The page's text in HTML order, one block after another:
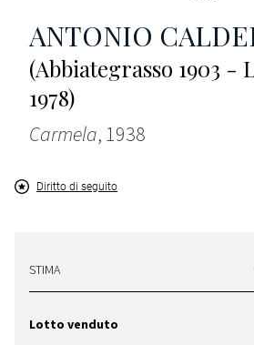
ANTONIO
(Abbiategrasso 1903 -
1978)
Carmela, 1938
Diritto di seguito
STIMA
Lotto venduto